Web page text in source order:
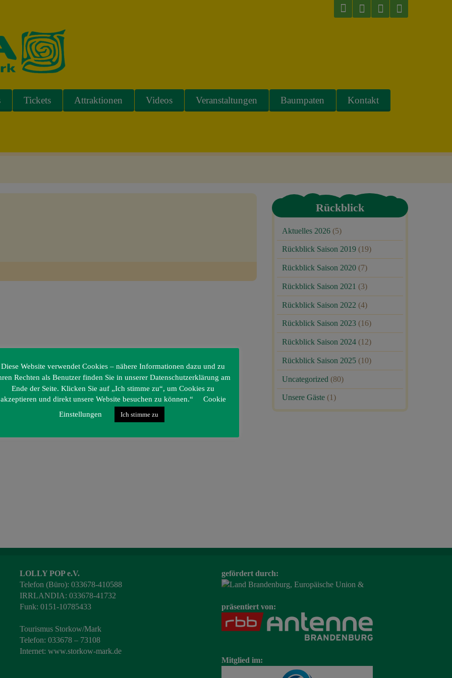
Tickets Attraktionen Videos Veranstaltungen Baumpaten Kontakt
Rückblick
Aktuelles 2026 (5)
Rückblick Saison 2019 (19)
Rückblick Saison 2020 (7)
Rückblick Saison 2021 (3)
Rückblick Saison 2022 (4)
Rückblick Saison 2023 (16)
Rückblick Saison 2024 (12)
Rückblick Saison 2025 (10)
Uncategorized (80)
Unsere Gäste (1)
LOLLY POP e.V.
Telefon (Büro): 033678-410588
IRRLANDIA: 033678-41732
Funk: 0151-10785433
Tourismus Storkow/Mark
Telefon: 033678 – 73108
Internet: www.storkow-mark.de
gefördert durch:
präsentiert von:
Mitglied im:
Diese Website verwendet Cookies – nähere Informationen dazu und zu
Rechten als Benutzer finden Sie in unserer Datenschutzerklärung am
Ende der Seite. Klicken Sie auf „Ich stimme zu“, um Cookies zu
akzeptieren und direkt unsere Website besuchen zu können.“
Cookie
Einstellungen
Ich stimme zu